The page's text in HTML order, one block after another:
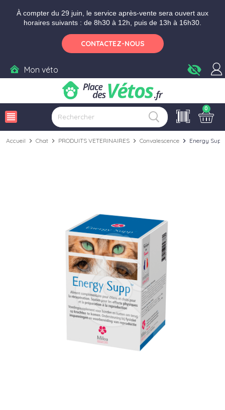
À compter du 29 juin, le service après-vente sera ouvert aux
horaires suivants : de 8h30 à 12h, puis de 13h à 16h30.
CONTACTEZ-NOUS
Mon véto visibility_off
view_headline
0
Accueil chevron_right Chat chevron_right PRODUITS VETERINAIRES chevron_right Convalescence chevron_right Energy Supp